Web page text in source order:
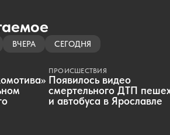
ВЧЕРА СЕГОДНЯ
ПРОИСШЕСТВИЯ
Появилось видео
смертельного ДТП
и автобуса в Ярославле